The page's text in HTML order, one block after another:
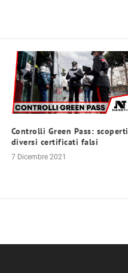
Controlli Green Pass: scoperti
diversi certificati falsi
7 Dicembre 2021